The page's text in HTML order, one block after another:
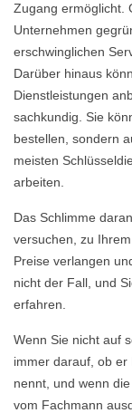
Zugang ermöglicht.
Unternehmen
erschwinglichen
Darüber hinaus
Dienstleistungen
sachkundig. Sie
bestellen, sondern
meisten
arbeiten.
Das Schlimme
versuchen, zu
Preise verlangen
nicht der Fall, und
erfahren.
Wenn Sie nicht auf
immer darauf, ob er
nennt, und wenn
vom Fachmann